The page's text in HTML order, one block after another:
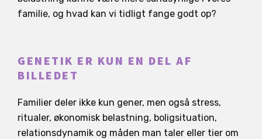
familie, og hvad kan vi tidligt fange godt op?
GENETIK ER KUN EN DEL AF
BILLEDET
Familier deler ikke kun gener, men også stress,
ritualer, økonomisk belastning, boligsituation,
relationsdynamik og måden man taler eller tier om